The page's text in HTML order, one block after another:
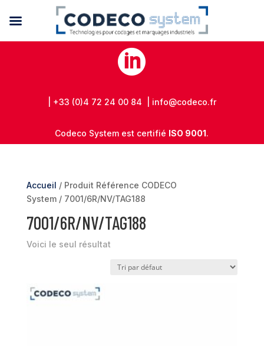

| +33 (0)4 72 24 00 84 | info@codeco.fr
Codeco System est certifié ISO 9001.
Accueil / Produit Référence CODECO
System / 7001/6R/NV/TAG188
7001/6R/NV/TAG188
Voici le seul résultat